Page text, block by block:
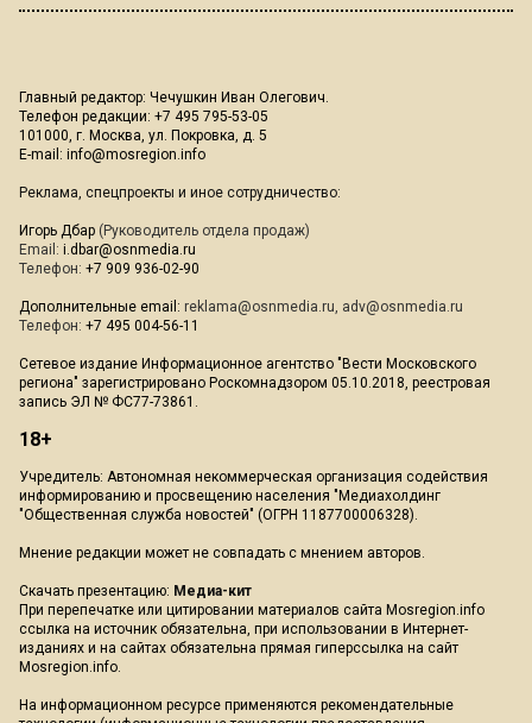
Главный редактор: Чечушкин Иван Олегович.
Телефон редакции: +7 495 795-53-05
101000, г. Москва, ул. Покровка, д. 5
E-mail: info@mosregion.info
Реклама, спецпроекты и иное сотрудничество:
Игорь Дбар (Руководитель отдела продаж)
Email: i.dbar@osnmedia.ru
Телефон: +7 909 936-02-90
Дополнительные email: reklama@osnmedia.ru, adv@osnmedia.ru
Телефон: +7 495 004-56-11
Сетевое издание Информационное агентство "Вести Московского
региона" зарегистрировано Роскомнадзором 05.10.2018, реестровая
запись ЭЛ № ФС77-73861.
18+
Учредитель: Автономная некоммерческая организация содействия
информированию и просвещению населения "Медиахолдинг
"Общественная служба новостей" (ОГРН 1187700006328).
Мнение редакции может не совпадать с мнением авторов.
Скачать презентацию: Медиа-кит
При перепечатке или цитировании материалов сайта Mosregion.info
ссылка на источник обязательна, при использовании в Интернет-
изданиях и на сайтах обязательна прямая гиперссылка на сайт
Mosregion.info.
На информационном ресурсе применяются рекомендательные